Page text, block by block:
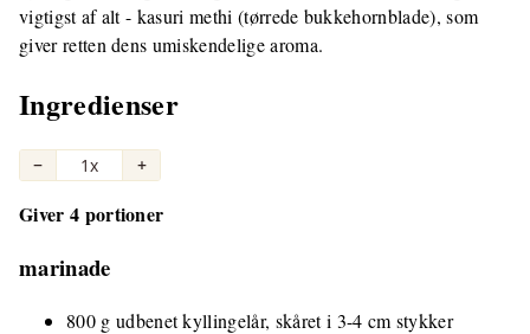
vigtigst af alt - kasuri methi (tørrede bukkehornblade), som
giver retten dens umiskendelige aroma.
Ingredienser
− 1x +
Giver 4 portioner
marinade
800 g udbenet kyllingelår, skåret i 3-4 cm stykker